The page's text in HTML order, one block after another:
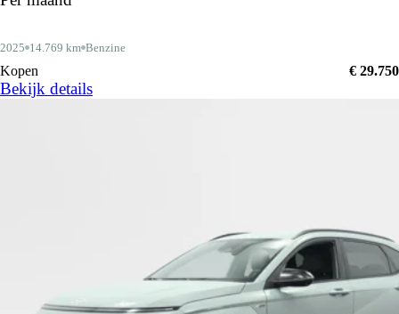
2025 14.769 km Benzine
Kopen € 29.750
Bekijk details